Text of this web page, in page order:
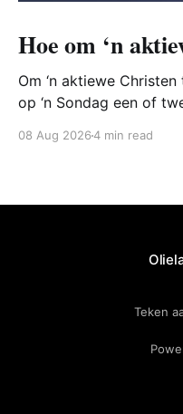
Hoe om ‘n
Om ‘n aktiewe
op ‘n Sondag een of
moet streef daarna om
08 Aug 20264 min read
Teken